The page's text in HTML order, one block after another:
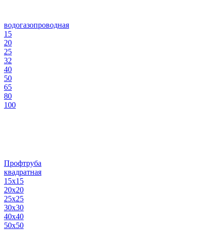
водогазопроводная
15
20
25
32
40
50
65
80
100
Профтруба
квадратная
15х15
20х20
25х25
30х30
40х40
50х50